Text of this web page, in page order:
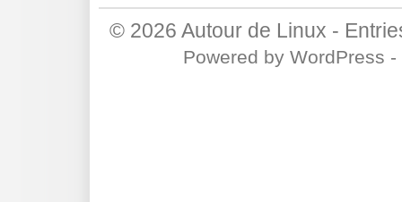
© 2026 Autour de Linux -
Powered by WordPress -